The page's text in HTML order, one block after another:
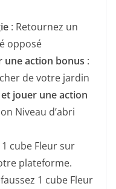
: Retournez un
opposé
une action bonus :
de votre jardin
jouer une action
Niveau d’abri
1 cube Fleur sur
plateforme.
1 cube Fleur